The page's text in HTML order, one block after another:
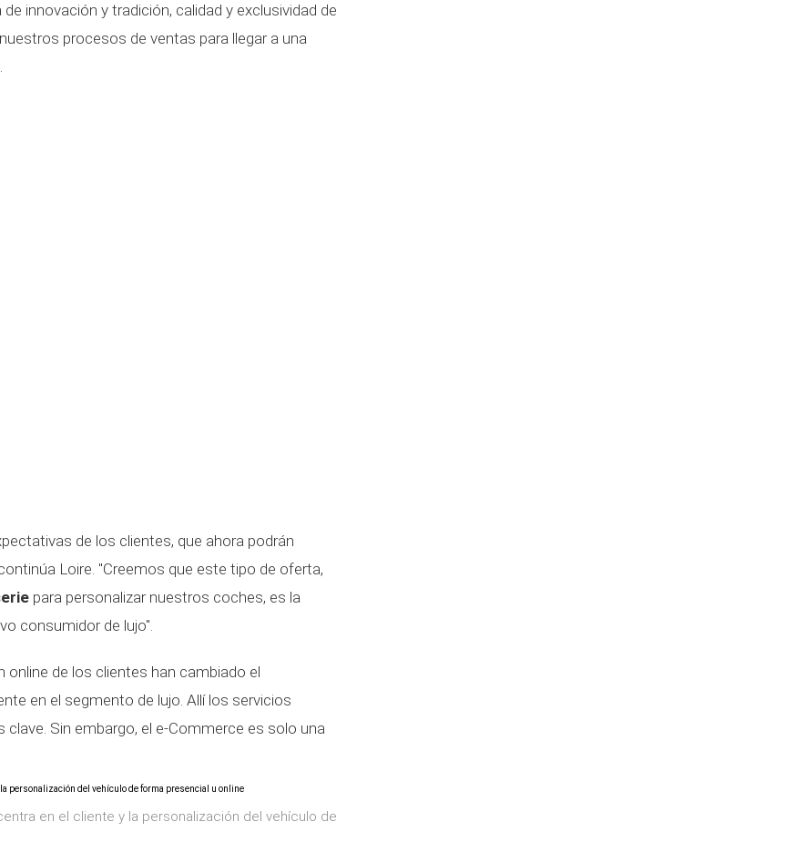
innovación y tradición, calidad y exclusividad de
procesos de ventas para llegar a una
de los clientes, que ahora podrán
Loire. "Creemos que este tipo de oferta,
para personalizar nuestros coches, es la
consumidor de lujo".
online de los clientes han cambiado el
en el segmento de lujo. Allí los servicios
Sin embargo, el e-Commerce es solo una
en el cliente y la personalización del vehículo de